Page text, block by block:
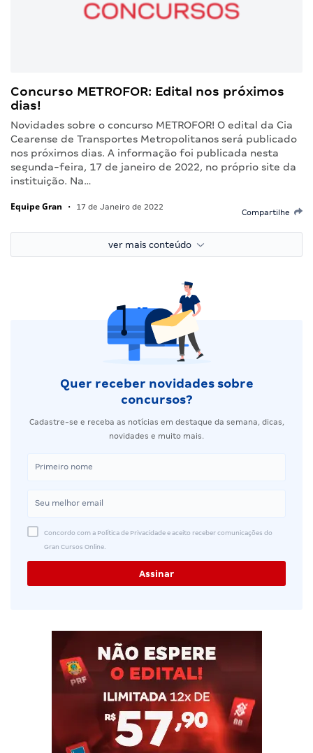
Concurso METROFOR: Edital nos próximos
dias!
Novidades sobre o concurso METROFOR! O edital da Cia
Cearense de Transportes Metropolitanos será publicado
nos próximos dias. A informação foi publicada nesta
segunda-feira, 17 de janeiro de 2022, no próprio site da
instituição. Na…
Equipe Gran • 17 de Janeiro de 2022
Compartilhe
ver mais conteúdo
Quer receber novidades sobre
concursos?
Cadastre-se e receba as notícias em destaque da semana, dicas,
novidades e muito mais.
Concordo com a Política de Privacidade e aceito receber comunicações do
Gran Cursos Online.